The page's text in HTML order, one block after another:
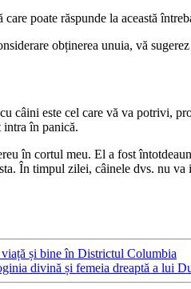
poate răspunde la această
obținerea unuia, vă
câini este cel care vă va potrivi,
în panică.
în cortul meu. El a fost
În timpul zilei, câinele dvs. nu
și bine în Districtul Columbia
divină și femeia dreaptă a lui